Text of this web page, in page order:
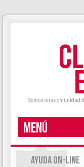
Somos una comunidad
MENÚ
AYUDA ON-LINE